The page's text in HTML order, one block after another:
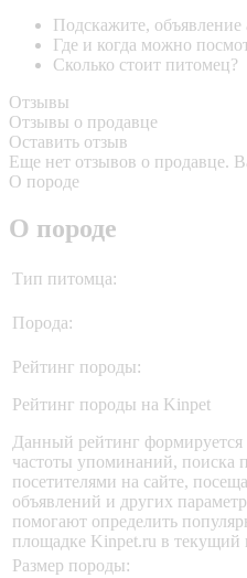
Подскажите, объявление
Где и когда можно
Сколько стоит питомец?
Отзывы
Отзывы о продавце
Оставить отзыв
Еще нет отзывов о продавце.
О породе
О породе
Тип питомца:
Порода:
Рейтинг породы:
Рейтинг породы на Kinpet
Данный рейтинг формируется
частоты упоминаний, поиска
посетителями на сайте,
объявлений и других
помогают определить
площадке Kinpet.ru в текущий
Размер породы: